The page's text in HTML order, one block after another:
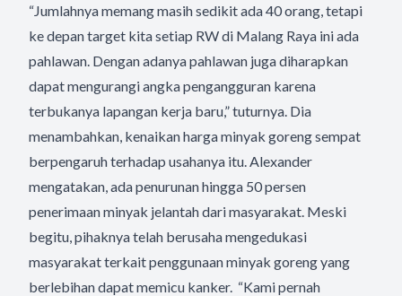
“Jumlahnya memang masih sedikit ada 40 orang, tetapi
ke depan target kita setiap RW di Malang Raya ini ada
pahlawan. Dengan adanya pahlawan juga diharapkan
dapat mengurangi angka pengangguran karena
terbukanya lapangan kerja baru,” tuturnya. Dia
menambahkan, kenaikan harga minyak goreng sempat
berpengaruh terhadap usahanya itu. Alexander
mengatakan, ada penurunan hingga 50 persen
penerimaan minyak jelantah dari masyarakat. Meski
begitu, pihaknya telah berusaha mengedukasi
masyarakat terkait penggunaan minyak goreng yang
berlebihan dapat memicu kanker. “Kami pernah